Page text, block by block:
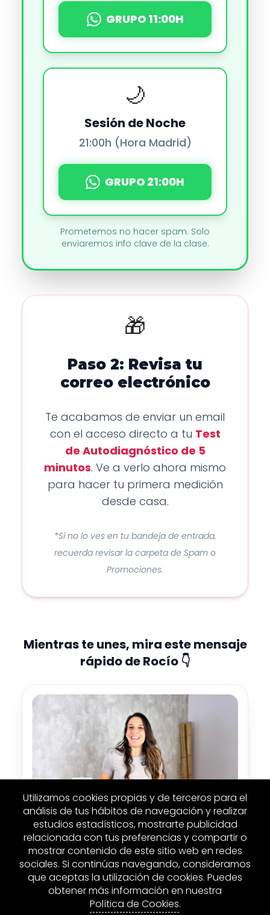
GRUPO 11:00H
🌙
Sesión de Noche
21:00h (Hora Madrid)
GRUPO 21:00H
Prometemos no hacer spam. Solo
enviaremos info clave de la clase.
🎁
Paso 2: Revisa tu
correo electrónico
Te acabamos de enviar un email
con el acceso directo a tu Test
de Autodiagnóstico de 5
minutos. Ve a verlo ahora mismo
para hacer tu primera medición
desde casa.
*Si no lo ves en tu bandeja de entrada,
recuerda revisar la carpeta de Spam o
Promociones.
Mientras te unes, mira este mensaje
rápido de Rocío 👇
© 2026 Hipopressfit. Todos los derechos reservados.
Utilizamos cookies propias y de terceros para el
análisis de tus hábitos de navegación y realizar
estudios estadísticos, mostrarte publicidad
relacionada con tus preferencias y compartir o
mostrar contenido de este sitio web en redes
sociales. Si continúas navegando, consideramos
que aceptas la utilización de cookies. Puedes
obtener más información en nuestra
Política de Cookies.